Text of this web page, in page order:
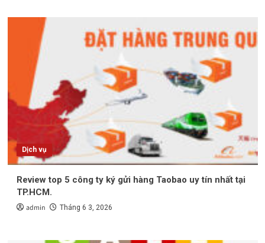
Dịch vụ
Review top 5 công ty ký gửi hàng Taobao uy tín nhất tại
TP.HCM.
admin Tháng 6 3, 2026